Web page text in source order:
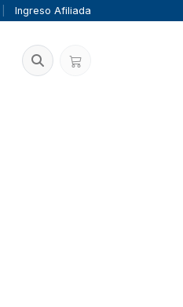
Ingreso Afiliada